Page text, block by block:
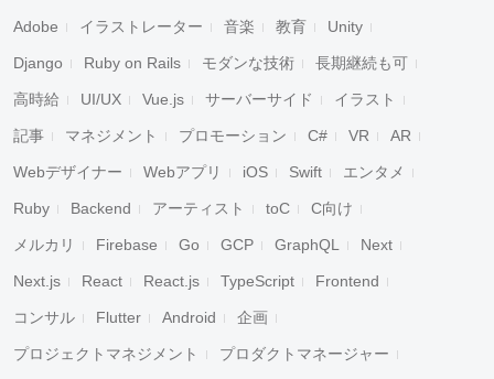
Adobe イラストレーター 音楽 教育 Unity
Django Ruby on Rails モダンな技術 長期継続も可
高時給 UI/UX Vue.js サーバーサイド イラスト
記事 マネジメント プロモーション C# VR AR
Webデザイナー Webアプリ iOS Swift エンタメ
Ruby Backend アーティスト toC C向け
メルカリ Firebase Go GCP GraphQL Next
Next.js React React.js TypeScript Frontend
コンサル Flutter Android 企画
プロジェクトマネジメント プロダクトマネージャー